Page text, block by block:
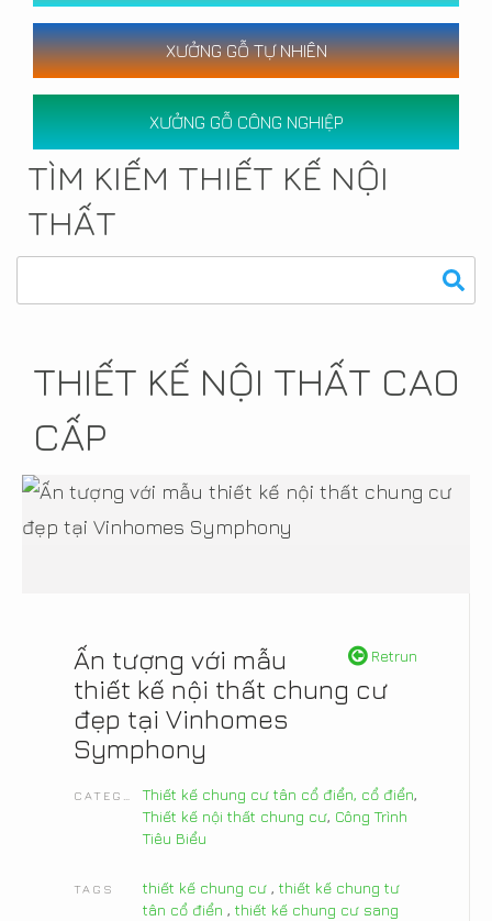
XƯỞNG GỖ TỰ NHIÊN
XƯỞNG GỖ CÔNG NGHIỆP
TÌM KIẾM THIẾT KẾ NỘI
THẤT
THIẾT KẾ NỘI THẤT CAO
CẤP
Retrun
Ấn tượng với mẫu
thiết kế nội thất chung cư
đẹp tại Vinhomes
Symphony
Thiết kế chung cư tân cổ điển, cổ điển,
Thiết kế nội thất chung cư, Công Trình
Tiêu Biểu
TAGS thiết kế chung cư, thiết kế chung tư
tân cổ điển , thiết kế chung cư sang